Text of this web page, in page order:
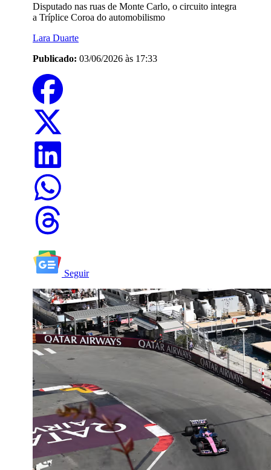
Disputado nas ruas de Monte Carlo, o circuito integra
a Tríplice Coroa do automobilismo
Lara Duarte
Publicado: 03/06/2026 às 17:33
Seguir